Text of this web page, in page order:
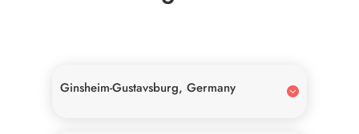
Ginsheim-Gustavsburg, Germany